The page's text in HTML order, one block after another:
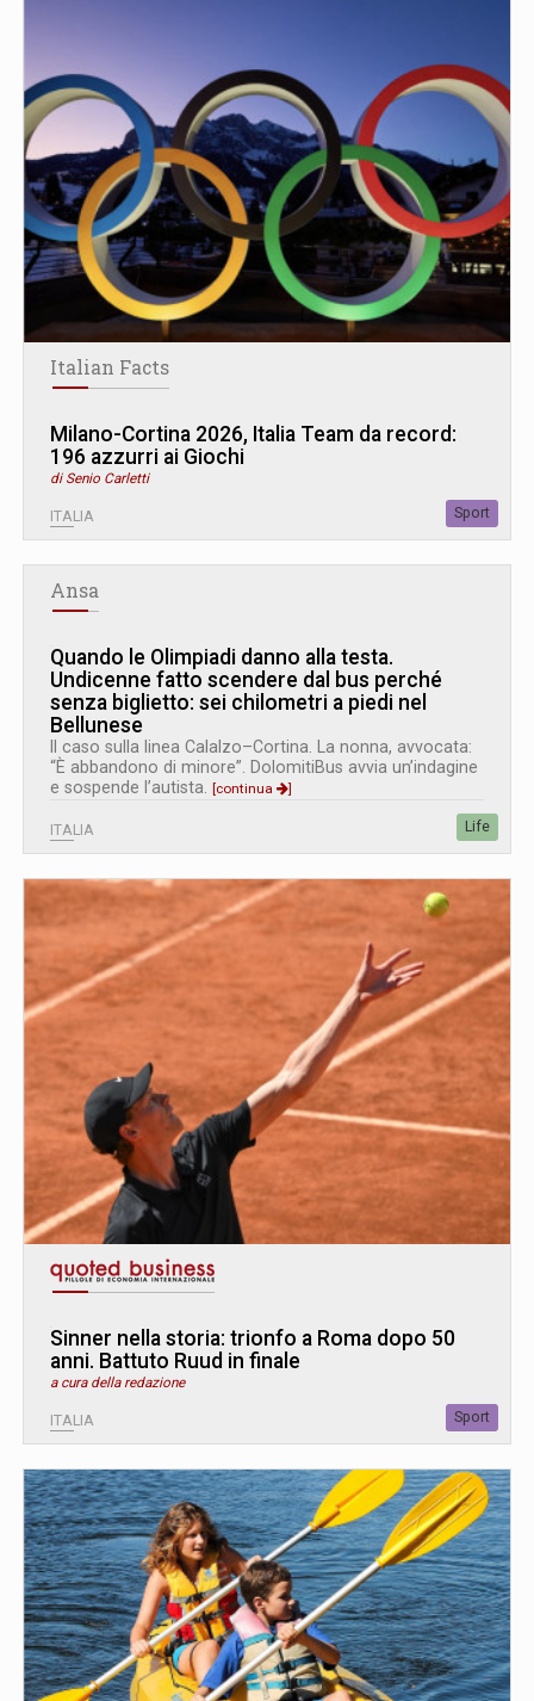
Italian Facts
Milano-Cortina 2026, Italia Team da record:
196 azzurri ai Giochi
di Senio Carletti
ITALIA Sport
Ansa
Quando le Olimpiadi danno alla testa.
Undicenne fatto scendere dal bus perché
senza biglietto: sei chilometri a piedi nel
Bellunese
Il caso sulla linea Calalzo–Cortina. La nonna, avvocata:
“È abbandono di minore”. DolomitiBus avvia un’indagine
e sospende l’autista. [continua ]
ITALIA Life
Sinner nella storia: trionfo a Roma dopo 50
anni. Battuto Ruud in finale
a cura della redazione
ITALIA Sport